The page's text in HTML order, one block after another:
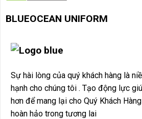
BLUEOCEAN UNIFORM
Sự hài lòng của quý khách hàng là
hạnh cho chúng tôi . Tạo động lực
hơn để mang lại cho Quý Khách
hoàn hảo trong tương lai